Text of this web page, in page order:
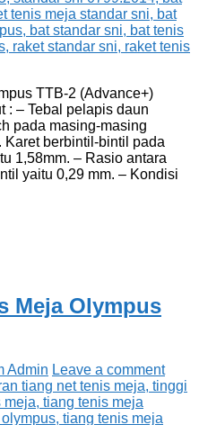
TTB-2 (Advance+)
: – Tebal pelapis daun
pada masing-masing
berbintil-bintil pada
1,58mm. – Rasio antara
yaitu 0,29 mm. – Kondisi
Meja Olympus
Admin Leave a comment